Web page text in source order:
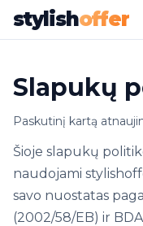
stylishoffer
Slapukų
Paskutinį kartą
Šioje slapukų
naudojami
savo nuostatas
(2002/58/EB) ir